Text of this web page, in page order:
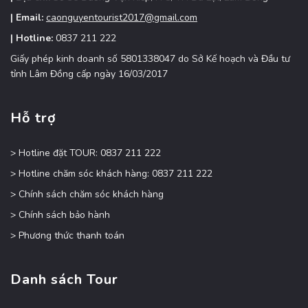
| Email: caonguyentourist2017@gmail.com
| Hotline: 0837 211 222
Giấy phép kinh doanh số 5801338047 do Sở Kế hoạch và Đầu tư
tỉnh Lâm Đồng cấp ngày 16/03/2017
Hỗ trợ
> Hotline đặt TOUR: 0837 211 222
> Hotline chăm sóc khách hàng: 0837 211 222
> Chính sách chăm sóc khách hàng
> Chính sách bảo hành
> Phương thức thanh toán
Danh sách Tour